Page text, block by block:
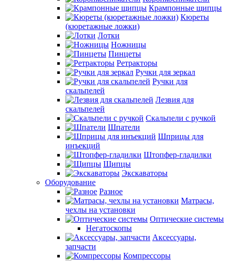
Крампонные щипцы
Кюреты
(кюретажные ложки)
Лотки
Ножницы
Пинцеты
Ретракторы
Ручки для зеркал
Ручки для
скальпелей
Лезвия для
скальпелей
Скальпели с ручкой
Шпатели
Шприцы для
инъекций
Штопфер-гладилки
Щипцы
Экскаваторы
Оборудование
Разное
Матрасы,
чехлы на установки
Оптические системы
Негатоскопы
Аксессуары,
запчасти
Компрессоры